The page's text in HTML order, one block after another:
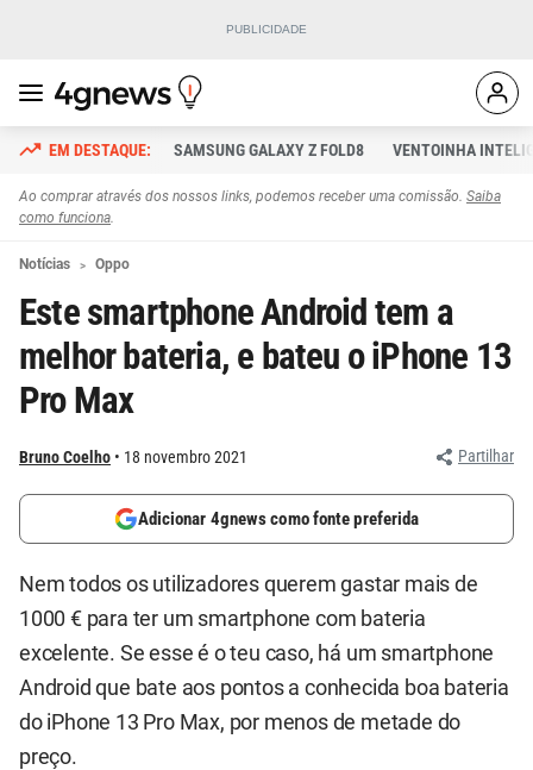
SAMSUNG GALAXY Z FOLD8 VENTOINHA
Ao comprar através dos nossos links, podemos receber uma comissão. Saiba
como funciona.
Notícias Oppo
Este smartphone Android tem a
melhor bateria, e bateu o iPhone 13
Pro Max
Bruno Coelho 18 novembro 2021 Partilhar
Adicionar 4gnews como fonte preferida
Nem todos os utilizadores querem gastar mais de
1000 € para ter um smartphone com bateria
excelente. Se esse é o teu caso, há um smartphone
Android que bate aos pontos a conhecida boa bateria
do iPhone 13 Pro Max, por menos de metade do
preço.